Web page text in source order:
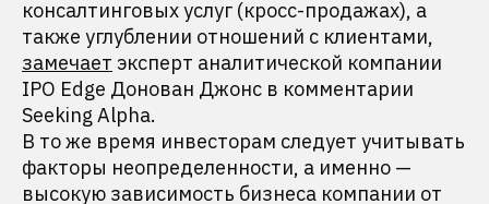
консалтинговых услуг (кросс-продажах), а
также углублении отношений с клиентами,
замечает эксперт аналитической компании
IPO Edge Донован Джонс в комментарии
Seeking Alpha.
В то же время инвесторам следует учитывать
факторы неопределенности, а именно —
высокую зависимость бизнеса компании от